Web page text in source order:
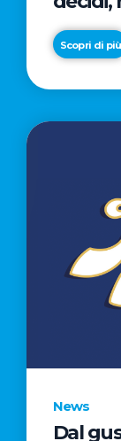
Scopri di più
News
Dal